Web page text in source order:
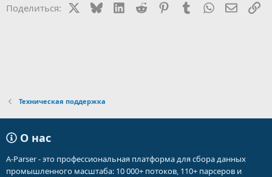
и
Поделиться: BlueskyLinkedIn
Reddit PinterestTumblr WhatsApp
Техническая поддержка
О нас
A-Parser - это профессиональная платформа для сбора данных
промышленного масштаба: 10 000+ потоков, 110+ парсеров и